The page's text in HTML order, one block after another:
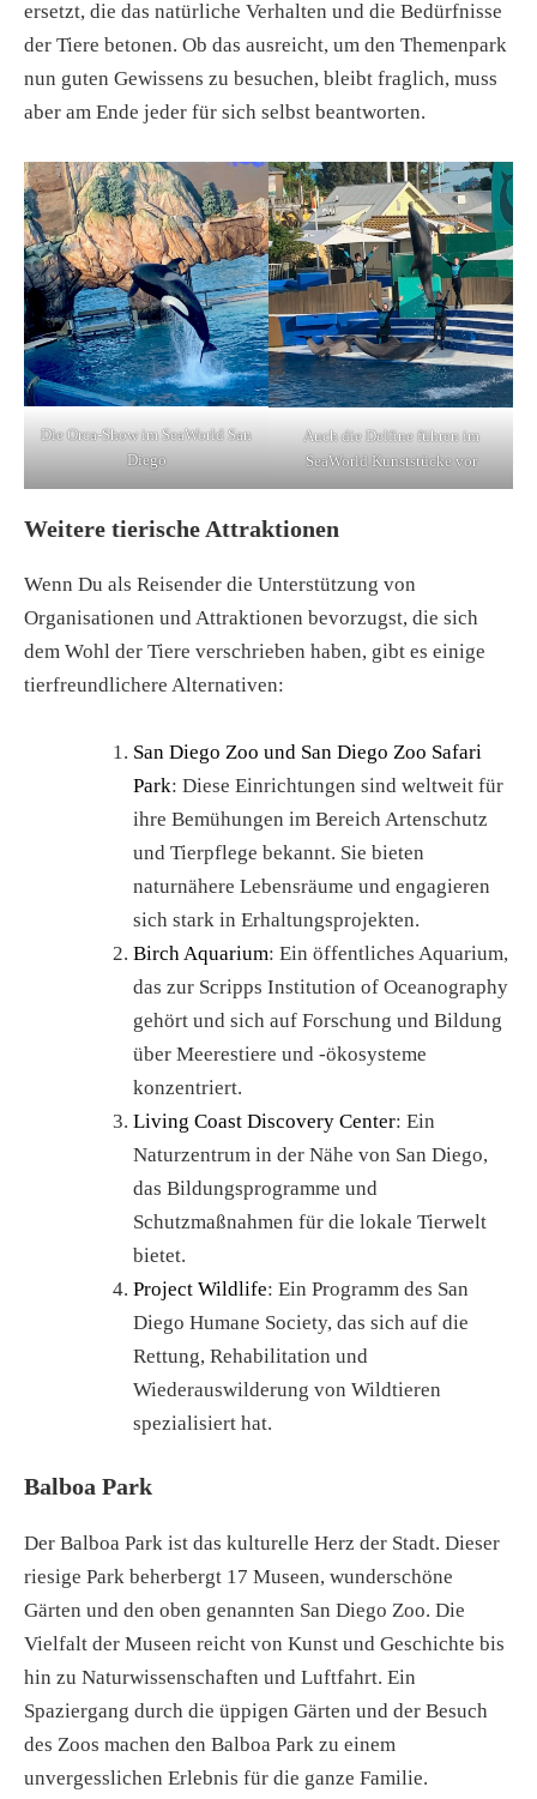
ersetzt, die das natürliche Verhalten und die Bedürfnisse
der Tiere betonen. Ob das ausreicht, um den Themenpark
nun guten Gewissens zu besuchen, bleibt fraglich, muss
aber am Ende jeder für sich selbst beantworten.
Die Orca-Show im SeaWorld San
Diego
Auch die Delfine führen im
SeaWorld Kunststücke vor
Weitere tierische Attraktionen
Wenn Du als Reisender die Unterstützung von
Organisationen und Attraktionen bevorzugst, die sich
dem Wohl der Tiere verschrieben haben, gibt es einige
tierfreundlichere Alternativen:
San Diego Zoo und San Diego Zoo Safari
Park: Diese Einrichtungen sind weltweit für
ihre Bemühungen im Bereich Artenschutz
und Tierpflege bekannt. Sie bieten
naturnähere Lebensräume und engagieren
sich stark in Erhaltungsprojekten.
Birch Aquarium: Ein öffentliches Aquarium,
das zur Scripps Institution of Oceanography
gehört und sich auf Forschung und Bildung
über Meerestiere und -ökosysteme
konzentriert.
Living Coast Discovery Center: Ein
Naturzentrum in der Nähe von San Diego,
das Bildungsprogramme und
Schutzmaßnahmen für die lokale Tierwelt
bietet.
Project Wildlife: Ein Programm des San
Diego Humane Society, das sich auf die
Rettung, Rehabilitation und
Wiederauswilderung von Wildtieren
spezialisiert hat.
Balboa Park
Der Balboa Park ist das kulturelle Herz der Stadt. Dieser
riesige Park beherbergt 17 Museen, wunderschöne
Gärten und den oben genannten San Diego Zoo. Die
Vielfalt der Museen reicht von Kunst und Geschichte bis
hin zu Naturwissenschaften und Luftfahrt. Ein
Spaziergang durch die üppigen Gärten und der Besuch
des Zoos machen den Balboa Park zu einem
unvergesslichen Erlebnis für die ganze Familie.